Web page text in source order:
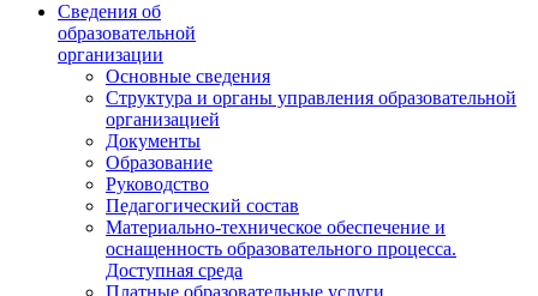
Сведения об
образовательной
организации
Основные сведения
Структура и органы управления образовательной
организацией
Документы
Образование
Руководство
Педагогический состав
Материально-техническое обеспечение и
оснащенность образовательного процесса.
Доступная среда
Платные образовательные услуги